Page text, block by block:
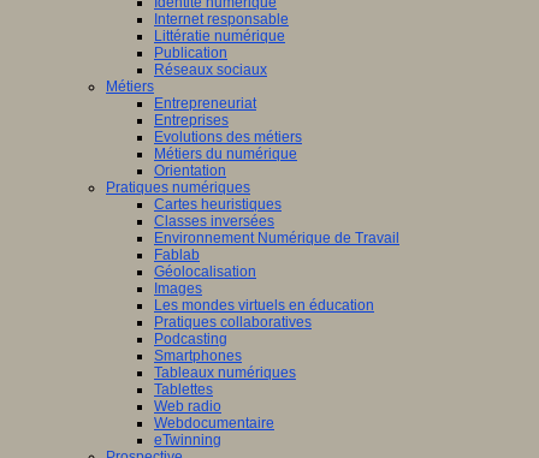
Internet responsable
Littératie numérique
Publication
Réseaux sociaux
Métiers
Entrepreneuriat
Entreprises
Evolutions des métiers
Métiers du numérique
Orientation
Pratiques numériques
Cartes heuristiques
Classes inversées
Environnement Numérique de Travail
Fablab
Géolocalisation
Images
Les mondes virtuels en éducation
Pratiques collaboratives
Podcasting
Smartphones
Tableaux numériques
Tablettes
Web radio
Webdocumentaire
eTwinning